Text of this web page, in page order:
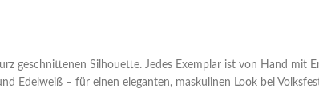
geschnittenen Silhouette. Jedes Exemplar ist von Hand mit
Edelweiß – für einen eleganten, maskulinen Look bei